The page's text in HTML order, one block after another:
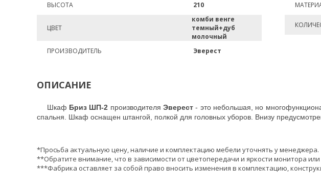
ВЫСОТА 210
ЦВЕТ
комби венге
темный+дуб
молочный
ПРОИЗВОДИТЕЛЬ Эверест
ОПИСАНИЕ
Шкаф Бриз ШП-2 производителя Эверест- это небольшая, но
спальня. Шкаф оснащен штангой, полкой для головных уборов. Внизу
*Просьба актуальную цену, наличие и комплектацию мебели уточнять у менеджера.
**Обратите внимание, что в зависимости от цветопередачи и яркости монитора
***Фабрика оставляет за собой право вносить изменения в комплектацию,